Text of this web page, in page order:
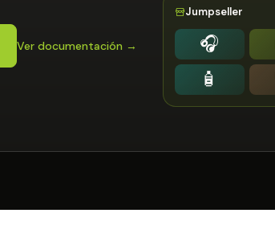
Ver documentación →
Jumpseller
🎧
🧴